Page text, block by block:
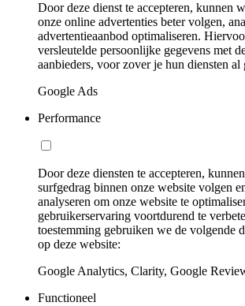
Door deze dienst te accepteren, kunnen
onze online advertenties beter volgen,
advertentieaanbod optimaliseren.
versleutelde persoonlijke gegevens met
aanbieders, voor zover je hun diensten al
Google Ads
Performance
Door deze diensten te accepteren,
surfgedrag binnen onze website volgen
analyseren om onze website te
gebruikerservaring voortdurend te
toestemming gebruiken we de volgende
op deze website:
Google Analytics, Clarity, Google
Functioneel